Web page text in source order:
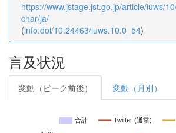
https://www.jstage.jst.go.jp/article/iuws/
char/ja/
(info:doi/10.24463/iuws.10.0_54)
言及状況
変動（ピーク前後） 変動（月別）
合計 Twitter (通常)